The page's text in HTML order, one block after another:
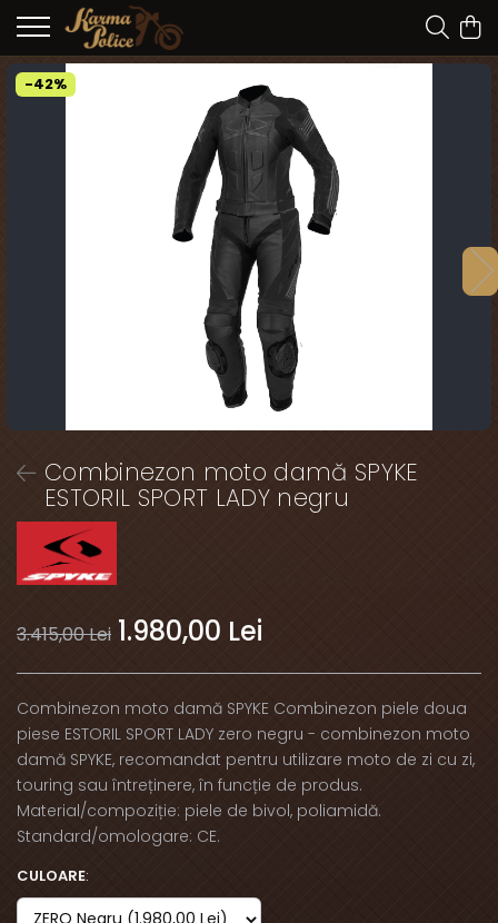
-42%
Combinezon moto damă SPYKE
ESTORIL SPORT LADY negru
3.415,00 Lei 1.980,00 Lei
Combinezon moto damă SPYKE Combinezon piele doua
piese ESTORIL SPORT LADY zero negru - combinezon moto
damă SPYKE, recomandat pentru utilizare moto de zi cu zi,
touring sau întreținere, în funcție de produs.
Material/compoziție: piele de bivol, poliamidă.
Standard/omologare: CE.
CULOARE: